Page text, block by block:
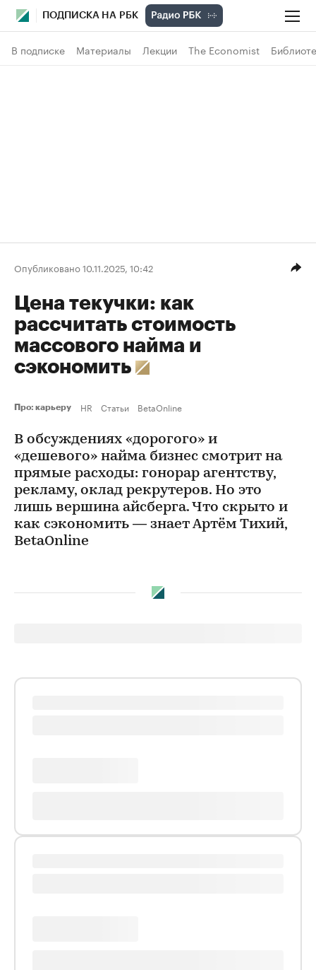
ПОДПИСКА НА РБК
В подписке Материалы Лекции The Economist
Опубликовано 10.11.2025, 10:42
Цена текучки: как
рассчитать стоимость
массового найма и
сэкономить
Про: карьеру HR Статьи BetaOnline
В обсуждениях «дорогого» и
«дешевого» найма бизнес смотрит на
прямые расходы: гонорар агентству,
рекламу, оклад рекрутеров. Но это
лишь вершина айсберга. Что скрыто и
как сэкономить — знает Артём Тихий,
BetaOnline